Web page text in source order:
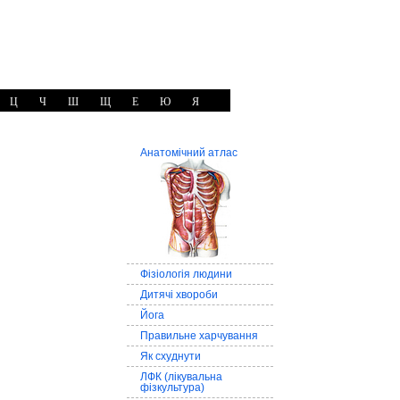
Ц Ч Ш Щ Е Ю Я
Анатомічний атлас
Фізіологія людини
Дитячі хвороби
Йога
Правильне харчування
Як схуднути
ЛФК (лікувальна
фізкультура)